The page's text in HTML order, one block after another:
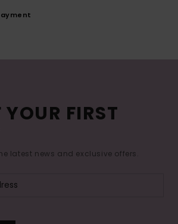
YOUR FIRST
latest news and exclusive offers.